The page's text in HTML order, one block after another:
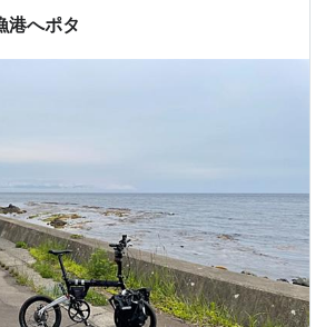
港へポタ